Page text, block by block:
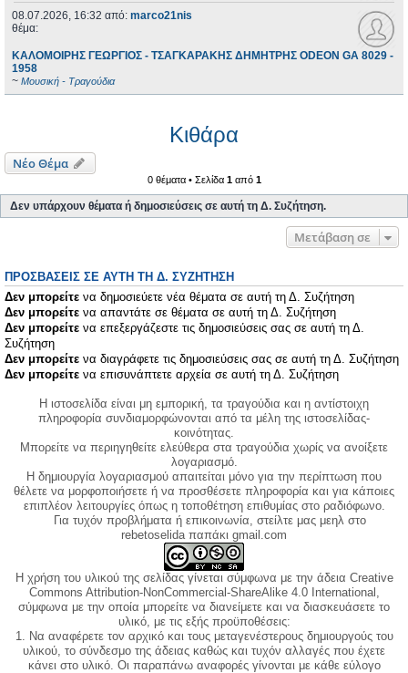
08.07.2026, 16:32 από: marco21nis
θέμα:
ΚΑΛΟΜΟΙΡΗΣ ΓΕΩΡΓΙΟΣ - ΤΣΑΓΚΑΡΑΚΗΣ ΔΗΜΗΤΡΗΣ ODEON GA 8029 -
1958
~ Μουσική - Τραγούδια
Κιθάρα
Νέο Θέμα
0 θέματα • Σελίδα 1από 1
Δεν υπάρχουν θέματα ή δημοσιεύσεις σε αυτή τη Δ. Συζήτηση.
Μετάβαση σε
ΠΡΟΣΒΆΣΕΙΣ ΣΕ ΑΥΤΉ ΤΗ Δ. ΣΥΖΉΤΗΣΗ
Δεν μπορείτε να δημοσιεύετε νέα θέματα σε αυτή τη Δ. Συζήτηση
Δεν μπορείτε να απαντάτε σε θέματα σε αυτή τη Δ. Συζήτηση
Δεν μπορείτε να επεξεργάζεστε τις δημοσιεύσεις σας σε αυτή τη Δ.
Συζήτηση
Δεν μπορείτε να διαγράφετε τις δημοσιεύσεις σας σε αυτή τη Δ. Συζήτηση
Δεν μπορείτε να επισυνάπτετε αρχεία σε αυτή τη Δ. Συζήτηση
Η ιστοσελίδα είναι μη εμπορική, τα τραγούδια και η αντίστοιχη
πληροφορία συνδιαμορφώνονται από τα μέλη της ιστοσελίδας-
κοινότητας.
Μπορείτε να περιηγηθείτε ελεύθερα στα τραγούδια χωρίς να ανοίξετε
λογαριασμό.
Η δημιουργία λογαριασμού απαιτείται μόνο για την περίπτωση που
θέλετε να μορφοποιήσετε ή να προσθέσετε πληροφορία και για κάποιες
επιπλέον λειτουργίες όπως η τοποθέτηση επιθυμίας στο ραδιόφωνο.
Για τυχόν προβλήματα ή επικοινωνία, στείλτε μας μεηλ στο
rebetoselida παπάκι gmail.com
Η χρήση του υλικού της σελίδας γίνεται σύμφωνα με την άδεια Creative
Commons Attribution-NonCommercial-ShareAlike 4.0 International,
σύμφωνα με την οποία μπορείτε να διανείμετε και να διασκευάσετε το
υλικό, με τις εξής προϋποθέσεις:
1. Να αναφέρετε τον αρχικό και τους μεταγενέστερους δημιουργούς του
υλικού, το σύνδεσμο της άδειας καθώς και τυχόν αλλαγές που έχετε
κάνει στο υλικό. Οι παραπάνω αναφορές γίνονται με κάθε εύλογο